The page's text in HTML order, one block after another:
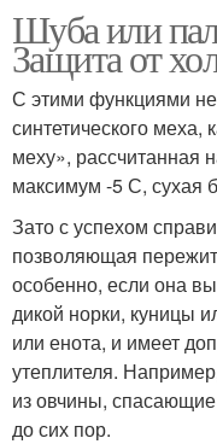
Шуба или
Защита от
С этими функциями
синтетического
меху», рассчитанная
максимум -5 С, сухая
Зато с успехом
позволяющая
особенно, если она
дикой норки, куницы
или енота, и имеет
утеплителя.
из овчины,
до сих пор.